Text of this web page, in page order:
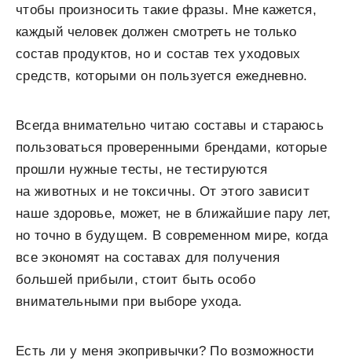
чтобы произносить такие фразы. Мне кажется,
каждый человек должен смотреть не только
состав продуктов, но и состав тех уходовых
средств, которыми он пользуется ежедневно.
Всегда внимательно читаю составы и стараюсь
пользоваться проверенными брендами, которые
прошли нужные тесты, не тестируются
на животных и не токсичны. От этого зависит
наше здоровье, может, не в ближайшие пару лет,
но точно в будущем. В современном мире, когда
все экономят на составах для получения
большей прибыли, стоит быть особо
внимательными при выборе ухода.
Есть ли у меня экопривычки? По возможности